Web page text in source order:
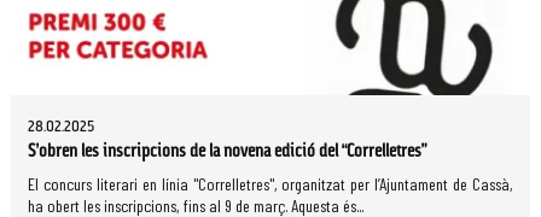
28.02.2025
S’obren les inscripcions de la novena edició del “Correlletres”
El concurs literari en línia "Correlletres", organitzat per l’Ajuntament de Cassà,
ha obert les inscripcions, fins al 9 de març. Aquesta és...